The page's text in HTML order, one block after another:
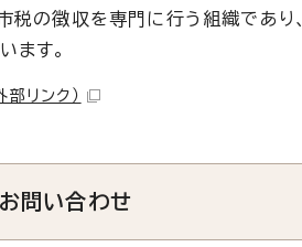
の徴収を専門に行う組織であり
ます。
部リンク）
お問い合わせ